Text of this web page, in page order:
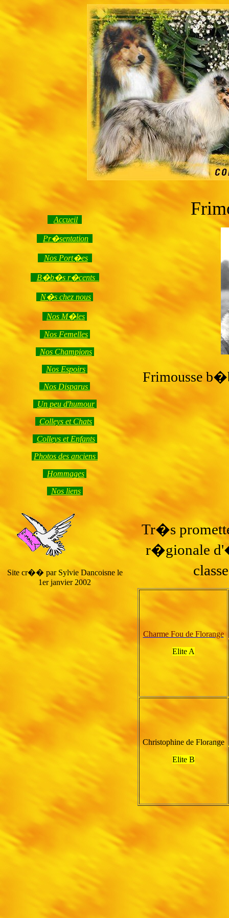
Accueil
Pr�sentation
Nos Port�es
B�b�s r�cents
N�s chez nous
Nos M�les
Nos Femelles
Nos Champions
Nos Espoirs
Nos Disparus
Un peu d'humour
Colleys et Chats
Colleys et Enfants
Photos des anciens
Hommages
Nos liens
Site cr�� par Sylvie Dancoisne le
1er janvier 2002
Frimousse
Tr�s
r�gionale
Charme Fou de Florange
Elite A
Christophine de Florange
Elite B